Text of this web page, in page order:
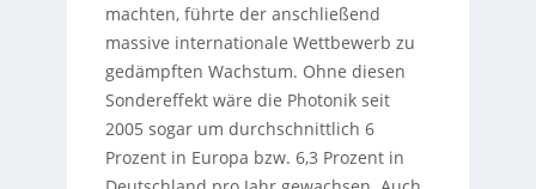
machten, führte der anschließend
massive internationale Wettbewerb zu
gedämpften Wachstum. Ohne diesen
Sondereffekt wäre die Photonik seit
2005 sogar um durchschnittlich 6
Prozent in Europa bzw. 6,3 Prozent in